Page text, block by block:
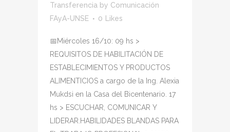
Transferencia by Comunicación
FAyA-UNSE
0 Likes
📅Miércoles 16/10: 09 hs >
REQUISITOS DE HABILITACIÓN DE
ESTABLECIMIENTOS Y PRODUCTOS
ALIMENTICIOS a cargo de la Ing. Alexia
Mukdsi en la Casa del Bicentenario. 17
hs > ESCUCHAR, COMUNICAR Y
LIDERAR.HABILIDADES BLANDAS PARA